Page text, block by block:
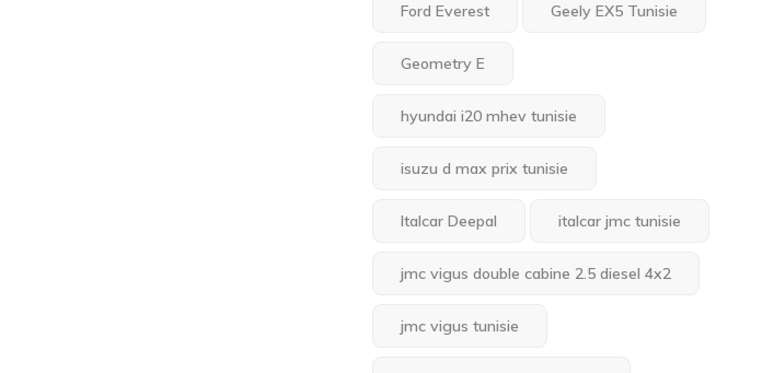
Ford Everest Geely EX5 Tunisie
Geometry E
hyundai i20 mhev tunisie
isuzu d max prix tunisie
Italcar Deepal italcar jmc tunisie
jmc vigus double cabine 2.5 diesel 4x2
jmc vigus tunisie